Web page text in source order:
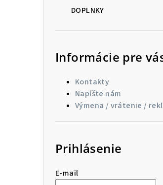
DOPLNKY
Informácie pre
Kontakty
Napíšte nám
Výmena / vrátenie /
Prihlásenie
E-mail